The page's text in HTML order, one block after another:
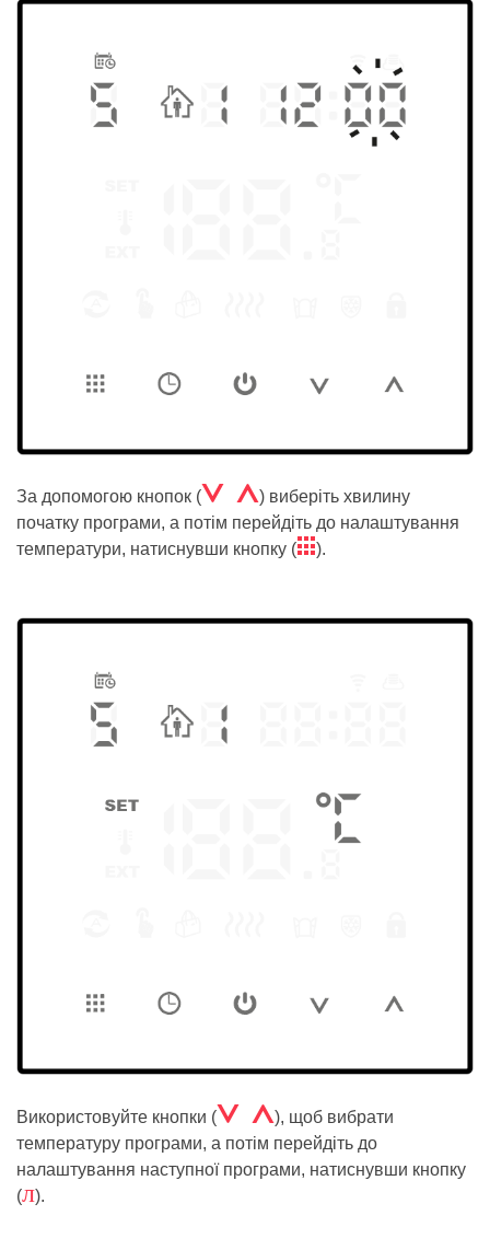
За допомогою кнопок (Á Â) виберіть хвилину
початку програми, а потім перейдіть до налаштування
температури, натиснувши кнопку (ë).
Використовуйте кнопки (Á Â), щоб вибрати
температуру програми, а потім перейдіть до
налаштування наступної програми, натиснувши кнопку
(л).